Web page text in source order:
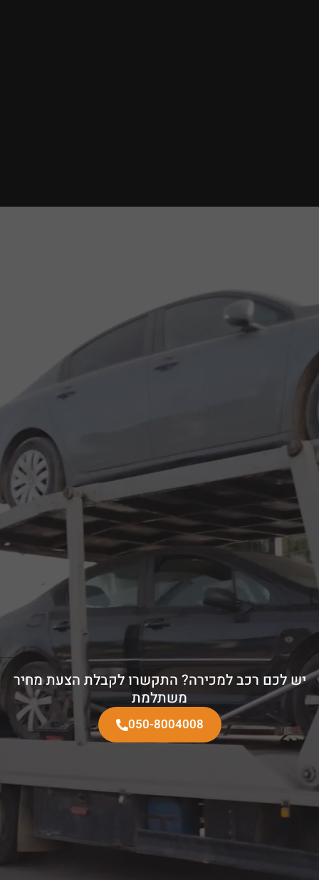
יש לכם רכב למכירה? התקשרו לקבלת הצעת מחיר
משתלמת
050-8004008